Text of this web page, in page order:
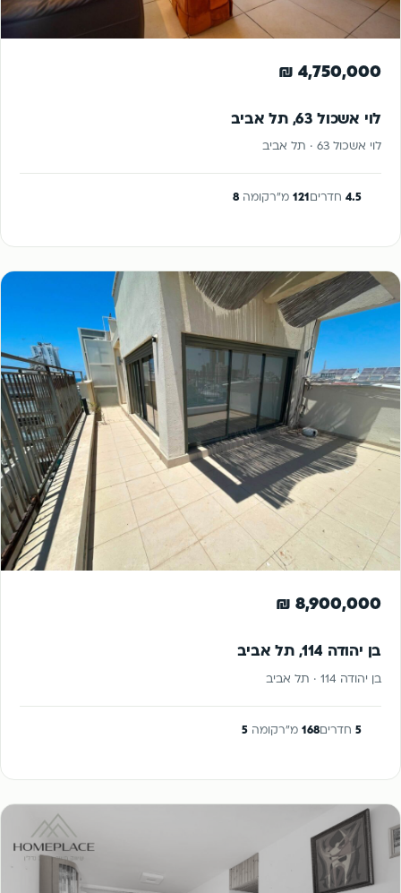
4,750,000 ₪
לוי אשכול 63, תל אביב
לוי אשכול 63 · תל אביב
4.5 חדרים 121 מ"רקומה8
8,900,000 ₪
בן יהודה 114, תל אביב
בן יהודה 114 · תל אביב
5 חדרים168 מ"רקומה5